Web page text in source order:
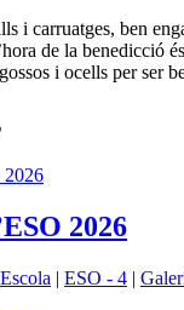
i carruatges, ben
de la benedicció
i ocells per ser
2026
Escola | ESO - 4 |